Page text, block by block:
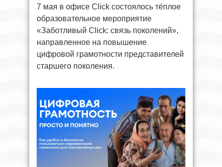
7 мая в офисе Click состоялось тёплое
образовательное мероприятие
«Заботливый Click: связь поколений»,
направленное на повышение
цифровой грамотности представителей
старшего поколения.